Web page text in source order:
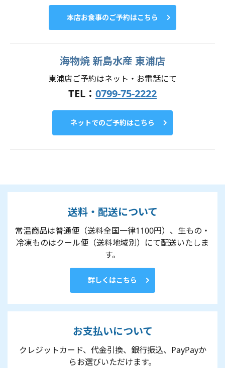
本店お食事のご予約はこちら
海物焼 新島水産 東浦店
東浦店ご予約はネット・お電話にて
TEL： 0799-75-2222
ネットでのご予約はこちら
送料・配送について
常温商品は普通便（送料全国一律1100円）、生もの・
冷凍ものはクール便（送料地域別）にて配送いたしま
す。
詳しくはこちら
お支払いについて
クレジットカード、代金引換、銀行振込、PayPayか
らお選びいただけます。